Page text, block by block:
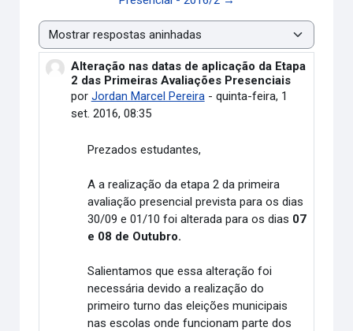
Modo de visualização
Alteração nas datas de aplicação da Etapa
2 das Primeiras Avaliações Presenciais
por Jordan Marcel Pereira- quinta-feira, 1
set. 2016, 08:35
Número de respostas: 0
Prezados estudantes,
A a realização da etapa 2 da primeira
avaliação presencial prevista para os dias
30/09 e 01/10 foi alterada para os dias 07
e 08 de Outubro.
Salientamos que essa alteração foi
necessária devido a realização do
primeiro turno das eleições municipais
nas escolas onde funcionam parte dos